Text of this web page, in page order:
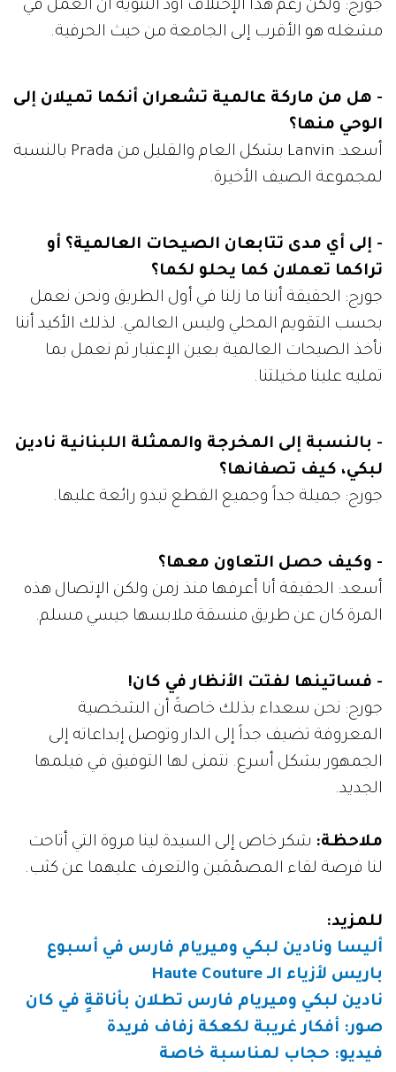
جورج: ولكن رغم هذا الإختلاف أود التنويه أن العمل في
مشغله هو الأقرب إلى الجامعة من حيث الحرفية.
- هل من ماركة عالمية تشعران أنكما تميلان إلى
الوحي منها؟
أسعد: Lanvin بشكل العام والقليل من Prada بالنسبة
لمجموعة الصيف الأخيرة.
- إلى أي مدى تتابعان الصيحات العالمية؟ أو
تراكما تعملان كما يحلو لكما؟
جورج: الحقيقة أننا ما زلنا في أول الطريق ونحن نعمل
بحسب التقويم المحلي وليس العالمي. لذلك الأكيد أننا
نأخذ الصيحات العالمية بعين الإعتبار ثم نعمل بما
تمليه علينا مخيلتنا.
- بالنسبة إلى المخرجة والممثلة اللبنانية نادين
لبكي، كيف تصفانها؟
جورج: جميلة جداً وجميع القطع تبدو رائعة عليها.
- وكيف حصل التعاون معها؟
أسعد: الحقيقة أنا أعرفها منذ زمن ولكن الإتصال هذه
المرة كان عن طريق منسقة ملابسها جيسي مسلم.
- فساتينها لفتت الأنظار في كان!
جورج: نحن سعداء بذلك خاصةً أن الشخصية
المعروفة تضيف جداً إلى الدار وتوصل إبداعاته إلى
الجمهور بشكل أسرع. نتمنى لها التوفيق في فيلمها
الجديد.
ملاحظة: شكر خاص إلى السيدة لينا مروة التي أتاحت
لنا فرصة لقاء المصمّمَين والتعرف عليهما عن كثب.
للمزيد:
أليسا ونادين لبكي وميريام فارس في أسبوع
باريس لأزياء الـ Haute Couture
نادين لبكي وميريام فارس تطلان بأناقةٍ في كان
صور: أفكار غريبة لكعكة زفاف فريدة
فيديو: حجاب لمناسبة خاصة